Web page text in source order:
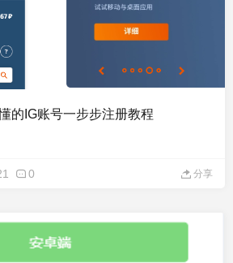
的IG账号一步步注册教程
0 分享